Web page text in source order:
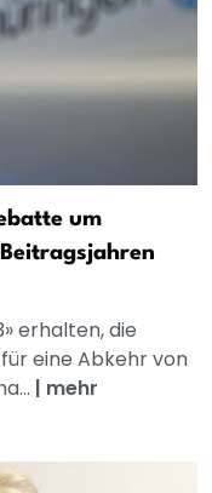
um
erhalten, die
eine Abkehr von
| mehr